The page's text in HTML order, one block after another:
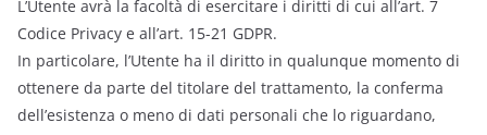
L’Utente avrà la facoltà di esercitare i diritti di cui all’art. 7
Codice Privacy e all’art. 15-21 GDPR.
In particolare, l’Utente ha il diritto in qualunque momento di
ottenere da parte del titolare del trattamento, la conferma
dell’esistenza o meno di dati personali che lo riguardano,